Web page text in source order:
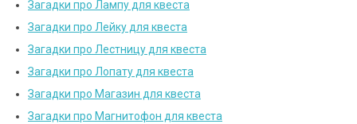
Загадки про Лампу для квеста
Загадки про Лейку для квеста
Загадки про Лестницу для квеста
Загадки про Лопату для квеста
Загадки про Магазин для квеста
Загадки про Магнитофон для квеста